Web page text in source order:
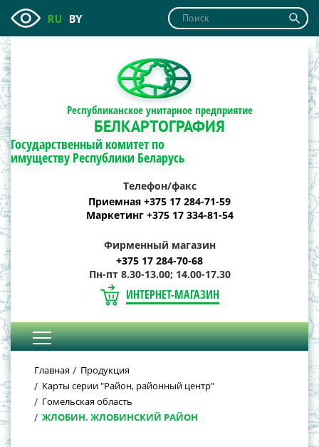
RU BY
Республиканское унитарное предприятие
БЕЛКАРТОГРАФИЯ
Государственный комитет по
имуществу Республики Беларусь
Телефон/факс
Приемная +375 17 284-71-59
Маркетинг +375 17 334-81-54
Фирменный магазин
+375 17 284-70-68
Пн-пт 8.30-13.00; 14.00-17.30
ИНТЕРНЕТ-МАГАЗИН
Главная
Продукция
Карты серии "Район, районный центр"
Гомельская область
ЖЛОБИН. ЖЛОБИНСКИЙ РАЙОН